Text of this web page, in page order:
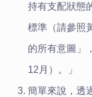
持有支配狀態
標準（請參照
的所有意圖」
12月）。」
簡單來說，透